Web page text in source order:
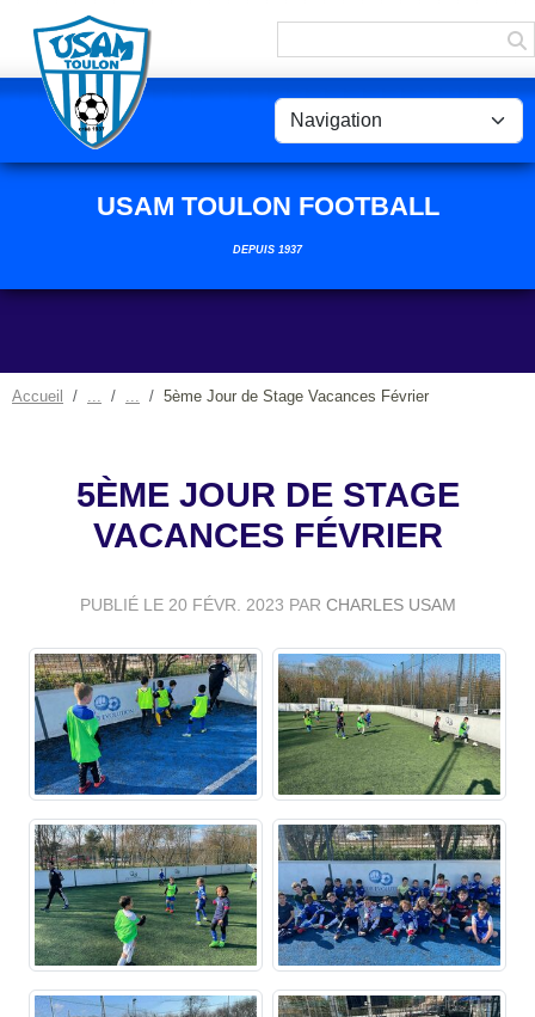
USAM TOULON FOOTBALL
DEPUIS 1937
Accueil 5ème Jour de Stage Vacances Février
5ÈME JOUR DE STAGE
VACANCES FÉVRIER
PUBLIÉ LE 20 FÉVR. 2023 PAR CHARLES USAM
Panneau de gestion des cookies